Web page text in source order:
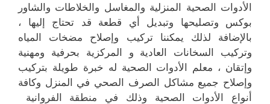
الأدوات الصحية المنزلية والمغاسل والخلاطات والشاور
بوكس وتصليحها وتبديل أي قطعة قد تحتاج إليها ،
بالإضافة لذلك يمكننا تركيب وإصلاح مضخات المياه
وتركيب السخانات العادية و المركزية بحرفية ومهنية
وإتقان ، معلم الأدوات الصحية له خبرة طويلة بتركيب
وإصلاح جميع مشاكل الصرف الصحي في المنزل وكافة
أنواع الأدوات الصحية وذلك في منطقة الفروانية